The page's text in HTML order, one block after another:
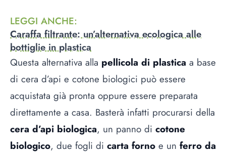
LEGGI ANCHE:
Caraffa filtrante: un’alternativa ecologica alle
bottiglie in plastica
Questa alternativa alla pellicola di plastica a base
di cera d’api e cotone biologici può essere
acquistata già pronta oppure essere preparata
direttamente a casa. Basterà infatti procurarsi della
cera d’api biologica, un panno di cotone
biologico, due fogli di carta forno e un ferro da